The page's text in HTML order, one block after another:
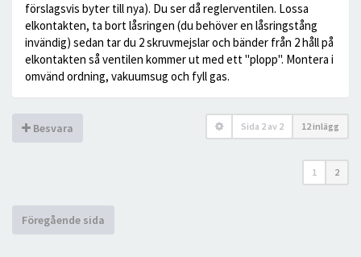
förslagsvis byter till nya). Du ser då reglerventilen. Lossa
elkontakten, ta bort låsringen (du behöver en låsringstång
invändig) sedan tar du 2 skruvmejslar och bänder från 2 håll på
elkontakten så ventilen kommer ut med ett "plopp". Montera i
omvänd ordning, vakuumsug och fyll gas.
Besvara Sida 2 av 2 12 inlägg
1 2
Föregående sida